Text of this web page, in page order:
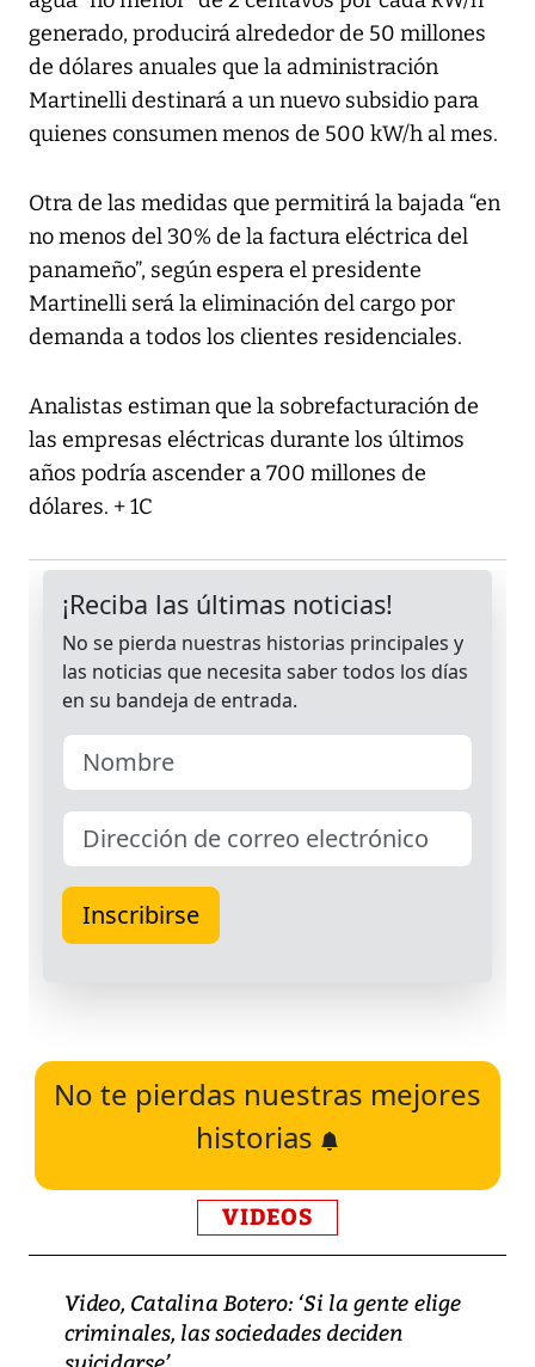
generado, producirá alrededor de 50 millones
de dólares anuales que la administración
Martinelli destinará a un nuevo subsidio para
quienes consumen menos de 500 kW/h al mes.
Otra de las medidas que permitirá la bajada “en
no menos del 30% de la factura eléctrica del
panameño”, según espera el presidente
Martinelli será la eliminación del cargo por
demanda a todos los clientes residenciales.
Analistas estiman que la sobrefacturación de
las empresas eléctricas durante los últimos
años podría ascender a 700 millones de
dólares. + 1C
No te pierdas nuestras mejores
historias
VIDEOS
Video, Catalina Botero: ‘Si la gente elige
criminales, las sociedades deciden